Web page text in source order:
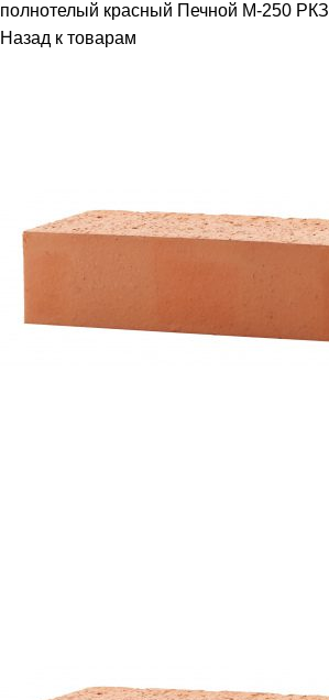
полнотелый красный Печной М-250 РКЗ
Назад к товарам